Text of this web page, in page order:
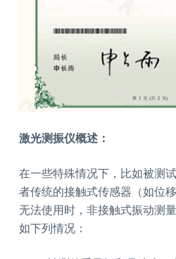
激光测振仪概述：
在一些特殊情况下，比如被测
者传统的接触式传感器（如位
无法使用时，非接触式振动测
如下列情况：